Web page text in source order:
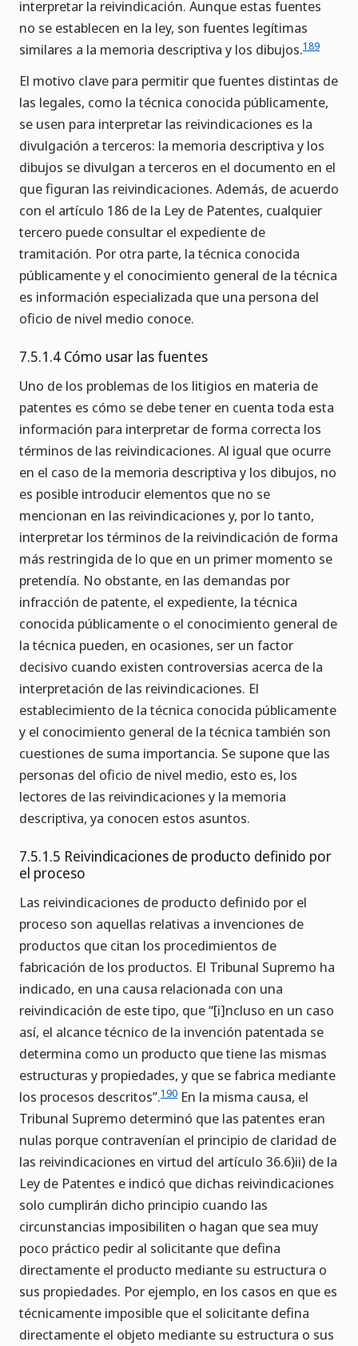
interpretar la reivindicación. Aunque estas fuentes
no se establecen en la ley, son fuentes legítimas
similares a la memoria descriptiva y los dibujos.189
El motivo clave para permitir que fuentes distintas de
las legales, como la técnica conocida públicamente,
se usen para interpretar las reivindicaciones es la
divulgación a terceros: la memoria descriptiva y los
dibujos se divulgan a terceros en el documento en el
que figuran las reivindicaciones. Además, de acuerdo
con el artículo 186 de la Ley de Patentes, cualquier
tercero puede consultar el expediente de
tramitación. Por otra parte, la técnica conocida
públicamente y el conocimiento general de la técnica
es información especializada que una persona del
oficio de nivel medio conoce.
7.5.1.4 Cómo usar las fuentes
Uno de los problemas de los litigios en materia de
patentes es cómo se debe tener en cuenta toda esta
información para interpretar de forma correcta los
términos de las reivindicaciones. Al igual que ocurre
en el caso de la memoria descriptiva y los dibujos, no
es posible introducir elementos que no se
mencionan en las reivindicaciones y, por lo tanto,
interpretar los términos de la reivindicación de forma
más restringida de lo que en un primer momento se
pretendía. No obstante, en las demandas por
infracción de patente, el expediente, la técnica
conocida públicamente o el conocimiento general de
la técnica pueden, en ocasiones, ser un factor
decisivo cuando existen controversias acerca de la
interpretación de las reivindicaciones. El
establecimiento de la técnica conocida públicamente
y el conocimiento general de la técnica también son
cuestiones de suma importancia. Se supone que las
personas del oficio de nivel medio, esto es, los
lectores de las reivindicaciones y la memoria
descriptiva, ya conocen estos asuntos.
7.5.1.5 Reivindicaciones de producto definido por
el proceso
Las reivindicaciones de producto definido por el
proceso son aquellas relativas a invenciones de
productos que citan los procedimientos de
fabricación de los productos. El Tribunal Supremo ha
indicado, en una causa relacionada con una
reivindicación de este tipo, que “[i]ncluso en un caso
así, el alcance técnico de la invención patentada se
determina como un producto que tiene las mismas
estructuras y propiedades, y que se fabrica mediante
los procesos descritos”.190 En la misma causa, el
Tribunal Supremo determinó que las patentes eran
nulas porque contravenían el principio de claridad de
las reivindicaciones en virtud del artículo 36.6)ii) de la
Ley de Patentes e indicó que dichas reivindicaciones
solo cumplirán dicho principio cuando las
circunstancias imposibiliten o hagan que sea muy
poco práctico pedir al solicitante que defina
directamente el producto mediante su estructura o
sus propiedades. Por ejemplo, en los casos en que es
técnicamente imposible que el solicitante defina
directamente el objeto mediante su estructura o sus